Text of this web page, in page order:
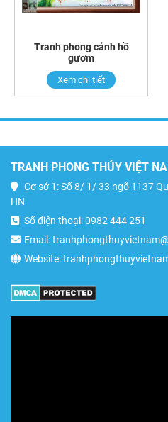
Tranh phong cảnh hồ
gươm
Xem chi tiết
TRANH PHONG THỦY VIỆT
Cơ sở 1: Số 8/ 1/ 33 ngõ 1137
HN
Số điện thoại: 0982 444 251
Email:
Website: